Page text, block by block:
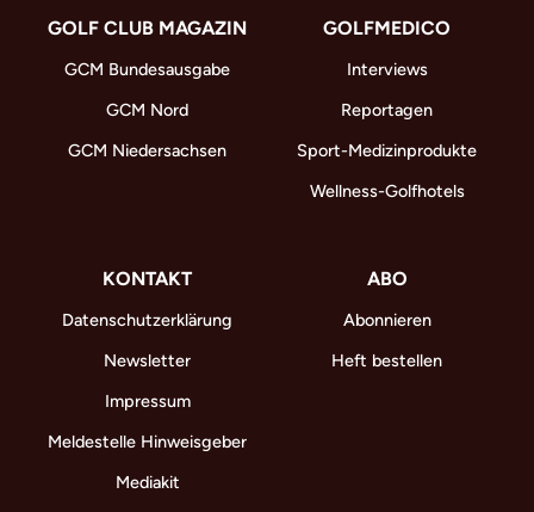
GOLF CLUB MAGAZIN
GCM Bundesausgabe
GCM Nord
GCM Niedersachsen
GOLFMEDICO
Interviews
Reportagen
Sport-Medizinprodukte
Wellness-Golfhotels
KONTAKT
Datenschutzerklärung
Newsletter
Impressum
Meldestelle Hinweisgeber
Mediakit
ABO
Abonnieren
Heft bestellen